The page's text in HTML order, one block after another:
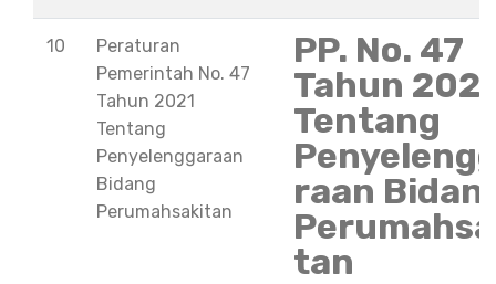
10
Peraturan
Pemerintah No. 47
Tahun 2021
Tentang
Penyelenggaraan
Bidang
Perumahsakitan
PP. No. 47
Tahun
Tentang
raan
tan